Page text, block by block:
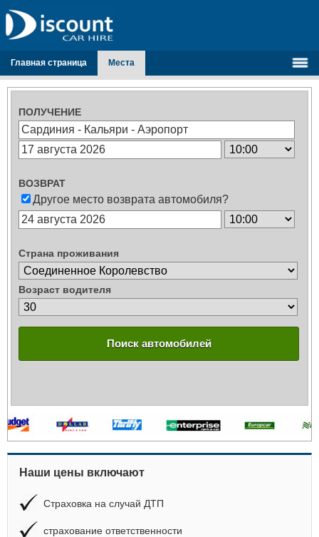
Главная страница Места
ПОЛУЧЕНИЕ
ВОЗВРАТ
Другое место возврата автомобиля?
Страна проживания
Возраст водителя
Поиск автомобилей
Наши цены включают
Страховка на случай ДТП
страхование ответственности